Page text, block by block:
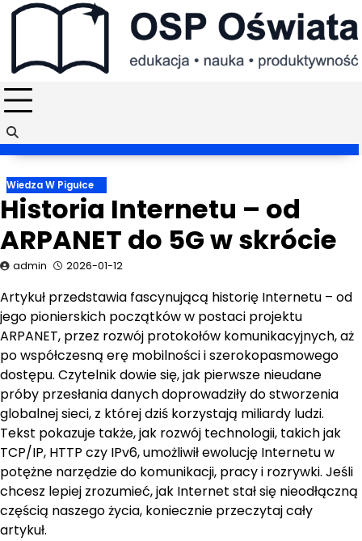
Skip
Wiedza W Pigułce
Historia Internetu – od
ARPANET do 5G w skrócie
admin 2026-01-12
Artykuł przedstawia fascynującą historię Internetu – od
jego pionierskich początków w postaci projektu
ARPANET, przez rozwój protokołów komunikacyjnych, aż
po współczesną erę mobilności i szerokopasmowego
dostępu. Czytelnik dowie się, jak pierwsze nieudane
próby przesłania danych doprowadziły do stworzenia
globalnej sieci, z której dziś korzystają miliardy ludzi.
Tekst pokazuje także, jak rozwój technologii, takich jak
TCP/IP, HTTP czy IPv6, umożliwił ewolucję Internetu w
potężne narzędzie do komunikacji, pracy i rozrywki. Jeśli
chcesz lepiej zrozumieć, jak Internet stał się nieodłączną
częścią naszego życia, koniecznie przeczytaj cały
artykuł.